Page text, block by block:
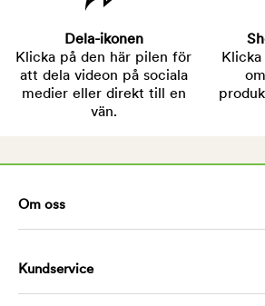
Dela-ikonen
Klicka på den här pilen för
att dela videon på sociala
medier eller direkt till en
vän.
Om oss
Kundservice